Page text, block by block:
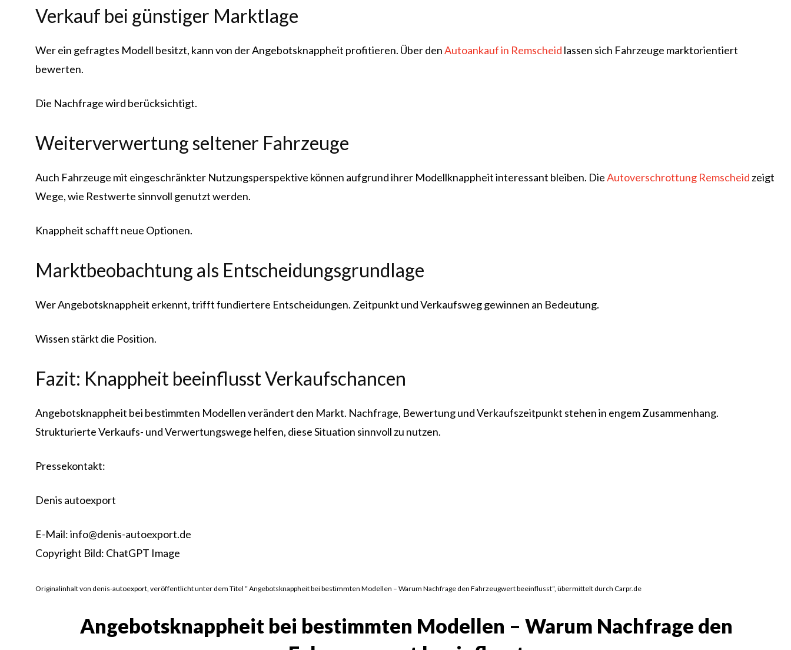
Verkauf bei günstiger Marktlage
Wer ein gefragtes Modell besitzt, kann von der Angebotsknappheit profitieren. Über denAutoankauf in Remscheid lassen sich Fahrzeuge marktorientiert
bewerten.
Die Nachfrage wird berücksichtigt.
Weiterverwertung seltener Fahrzeuge
Auch Fahrzeuge mit eingeschränkter Nutzungsperspektive können aufgrund ihrer Modellknappheit interessant bleiben. DieAutoverschrottung Remscheid zeigt
Wege, wie Restwerte sinnvoll genutzt werden.
Knappheit schafft neue Optionen.
Marktbeobachtung als Entscheidungsgrundlage
Wer Angebotsknappheit erkennt, trifft fundiertere Entscheidungen. Zeitpunkt und Verkaufsweg gewinnen an Bedeutung.
Wissen stärkt die Position.
Fazit: Knappheit beeinflusst Verkaufschancen
Angebotsknappheit bei bestimmten Modellen verändert den Markt. Nachfrage, Bewertung und Verkaufszeitpunkt stehen in engem Zusammenhang.
Strukturierte Verkaufs- und Verwertungswege helfen, diese Situation sinnvoll zu nutzen.
Pressekontakt:
Denis autoexport
E-Mail: info@denis-autoexport.de
Copyright Bild: ChatGPT Image
Originalinhalt von denis-autoexport, veröffentlicht unter dem Titel “ Angebotsknappheit bei bestimmten Modellen – Warum Nachfrage den Fahrzeugwert beeinflusst“, übermittelt durch Carpr.de
Angebotsknappheit bei bestimmten Modellen – Warum Nachfrage den